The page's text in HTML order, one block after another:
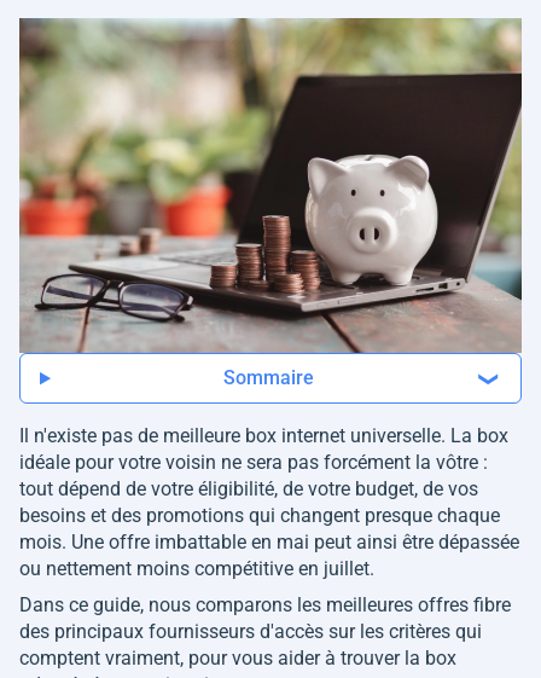
Sommaire
Il n'existe pas de meilleure box internet universelle. La box
idéale pour votre voisin ne sera pas forcément la vôtre :
tout dépend de votre éligibilité, de votre budget, de vos
besoins et des promotions qui changent presque chaque
mois. Une offre imbattable en mai peut ainsi être dépassée
ou nettement moins compétitive en juillet.
Dans ce guide, nous comparons les meilleures offres fibre
des principaux fournisseurs d'accès sur les critères qui
comptent vraiment, pour vous aider à trouver la box